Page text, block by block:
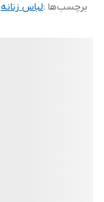
برچسب‌ها :لباس زنانه